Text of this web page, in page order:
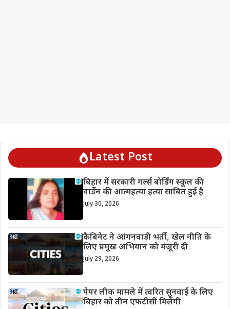
Latest Post
बिहार में सरकारी गर्ल्स बोर्डिंग स्कूल की
वार्डेन की आत्महत्या हत्या साबित हुई है
July 30, 2026
कैबिनेट ने आंगनवाड़ी भर्ती, खेल नीति के
लिए प्रमुख अभियान को मंजूरी दी
July 29, 2026
पेपर लीक मामले में त्वरित सुनवाई के लिए
बिहार को तीन एफटीसी मिलेंगी